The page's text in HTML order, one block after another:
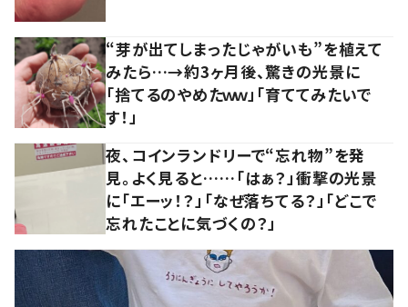
“芽が出てしまったじゃがいも”を植えて
みたら…→約3ヶ月後、驚きの光景に
「捨てるのやめたｗｗ」「育ててみたいで
す！」
夜、コインランドリーで“忘れ物”を発
見。よく見ると……「はぁ？」衝撃の光景
に「エーッ！？」「なぜ落ちてる？」「どこで
忘れたことに気づくの？」